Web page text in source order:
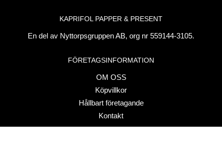
KAPRIFOL PAPPER & PRESENT
En del av Nyttorpsgruppen AB, org nr 559144-3105.
FÖRETAGSINFORMATION
OM OSS
Köpvillkor
Hållbart företagande
Kontakt